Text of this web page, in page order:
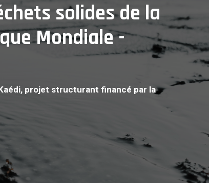
solides de la
Mondiale -
projet structurant financé par la